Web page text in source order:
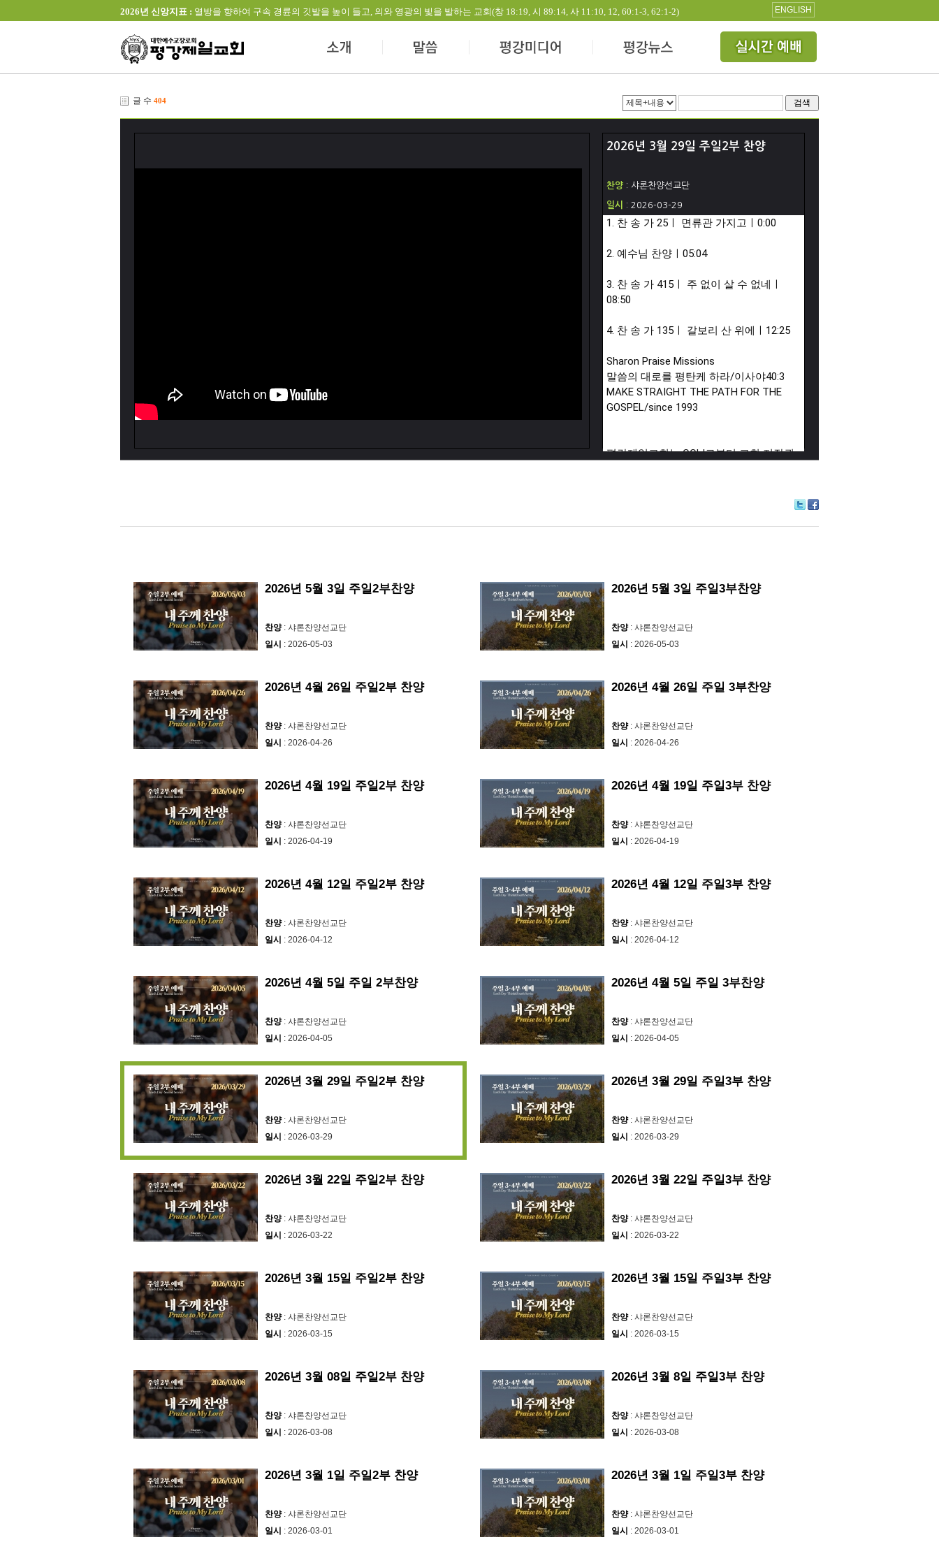
2026년 신앙지표 : 열방을 향하여 구속 경륜의 깃발을 높이 들고, 의와 영광의 빛을 발하는 교회(창 18:19, 시 89:14, 사 11:10, 12, 60:1-3, 62:1-2) ENGLISH
글 수 404 검색
2026년 3월 29일 주일2부 찬양
찬양 : 샤론찬양선교단
일시 : 2026-03-29
1. 찬 송 가 25ㅣ 면류관 가지고ㅣ 0:00
2. 예수님 찬양ㅣ 05:04
3. 찬 송 가 415ㅣ 주 없이 살 수 없네ㅣ
08:50
4. 찬 송 가 135ㅣ 갈보리 산 위에ㅣ 12:25
Sharon Praise Missions
말씀의 대로를 평탄케 하라/이사야40:3
MAKE STRAIGHT THE PATH FOR THE
GOSPEL/since 1993
평강제일교회는 CCLI로부터 교회 저작권
평강제일교회는 CCLI 교회 저작권 라이선
영리 예배 목적으로
수익은 노래의 저작권자에게 분배됩니다.
본 교회/단체의 라이선스 취득 사실을
CCLI에서 확인할 수 있습니다.
https://youtube.com/@PK.Church?
si=DN5Q7jHYaK55tlX3
#CCM #평강제일교회 #구속사
itte ce
2026년 5월 3일 주일2부찬양
찬양: 샤론찬양선교단
일시 : 2026-05-03
2026년 5월 3일 주일3부찬양
찬양: 샤론찬양선교단
일시 : 2026-05-03
2026년 4월 26일 주일2부 찬양
찬양: 샤론찬양선교단
일시 : 2026-04-26
2026년 4월 26일 주일 3부찬양
찬양: 샤론찬양선교단
일시 : 2026-04-26
2026년 4월 19일 주일2부 찬양
찬양: 샤론찬양선교단
일시 : 2026-04-19
2026년 4월 19일 주일3부 찬양
찬양: 샤론찬양선교단
일시 : 2026-04-19
2026년 4월 12일 주일2부 찬양
찬양: 샤론찬양선교단
일시 : 2026-04-12
2026년 4월 12일 주일3부 찬양
찬양: 샤론찬양선교단
일시 : 2026-04-12
2026년 4월 5일 주일 2부찬양
찬양: 샤론찬양선교단
일시 : 2026-04-05
2026년 4월 5일 주일 3부찬양
찬양: 샤론찬양선교단
일시 : 2026-04-05
2026년 3월 29일 주일2부 찬양
찬양: 샤론찬양선교단
일시 : 2026-03-29
2026년 3월 29일 주일3부 찬양
찬양: 샤론찬양선교단
일시 : 2026-03-29
2026년 3월 22일 주일2부 찬양
찬양: 샤론찬양선교단
일시 : 2026-03-22
2026년 3월 22일 주일3부 찬양
찬양: 샤론찬양선교단
일시 : 2026-03-22
2026년 3월 15일 주일2부 찬양
찬양: 샤론찬양선교단
일시 : 2026-03-15
2026년 3월 15일 주일3부 찬양
찬양: 샤론찬양선교단
일시 : 2026-03-15
2026년 3월 08일 주일2부 찬양
찬양: 샤론찬양선교단
일시 : 2026-03-08
2026년 3월 8일 주일3부 찬양
찬양: 샤론찬양선교단
일시 : 2026-03-08
2026년 3월 1일 주일2부 찬양
찬양: 샤론찬양선교단
일시 : 2026-03-01
2026년 3월 1일 주일3부 찬양
찬양: 샤론찬양선교단
일시 : 2026-03-01